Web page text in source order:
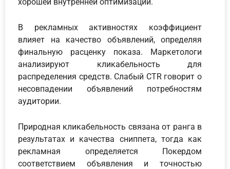
В рекламных активностях коэффициент
влияет на качество объявлений, определяя
финальную расценку показа. Маркетологи
анализируют кликабельность для
распределения средств. Слабый CTR говорит о
несовпадении объявлений потребностям
аудитории.
Природная кликабельность связана от ранга в
результатах и качества сниппета, тогда как
рекламная определяется Покердом
соответствием объявления и точностью